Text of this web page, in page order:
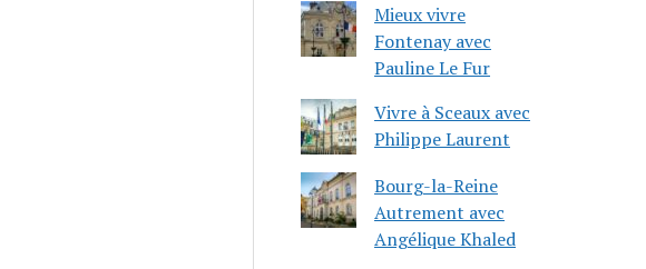
Mieux vivre
Fontenay avec
Pauline Le Fur
Vivre à Sceaux avec
Philippe Laurent
Bourg-la-Reine
Autrement avec
Angélique Khaled